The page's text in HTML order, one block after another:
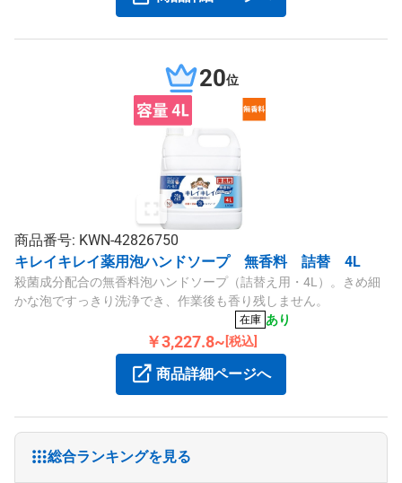
総合ランキングを見る
20位
商品番号: KWN-42826750
キレイキレイ薬用泡ハンドソープ 無香料 詰替 4L
殺菌成分配合の無香料泡ハンドソープ（詰替え用・4L）。きめ細
かな泡ですっきり洗浄でき、作業後も香り残しません。
在庫 あり
￥3,227.8~ [税込]
商品詳細ページへ